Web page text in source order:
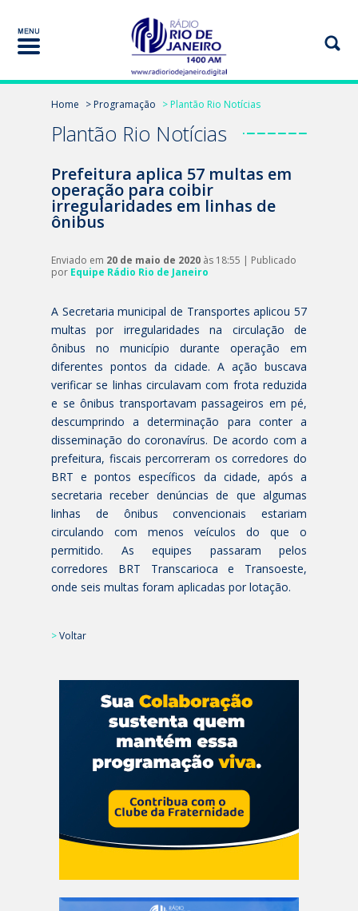
Home > Programação > Plantão Rio Notícias
Plantão Rio Notícias
Prefeitura aplica 57 multas em
operação para coibir
irregularidades em linhas de
ônibus
Enviado em 20 de maio de 2020 às 18:55 | Publicado
por Equipe Rádio Rio de Janeiro
A Secretaria municipal de Transportes aplicou 57
multas por irregularidades na circulação de
ônibus no município durante operação em
diferentes pontos da cidade. A ação buscava
verificar se linhas circulavam com frota reduzida
e se ônibus transportavam passageiros em pé,
descumprindo a determinação para conter a
disseminação do coronavírus. De acordo com a
prefeitura, fiscais percorreram os corredores do
BRT e pontos específicos da cidade, após a
secretaria receber denúncias de que algumas
linhas de ônibus convencionais estariam
circulando com menos veículos do que o
permitido. As equipes passaram pelos
corredores BRT Transcarioca e Transoeste,
onde seis multas foram aplicadas por lotação.
>Voltar